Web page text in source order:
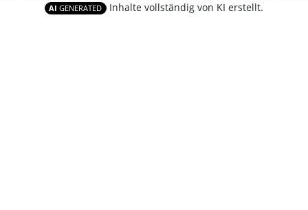
AI GENERATED Inhalte vollständig von KI erstellt.